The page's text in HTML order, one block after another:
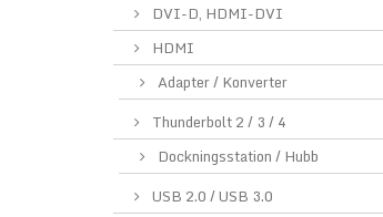
DVI-D, HDMI-DVI
HDMI
Adapter / Konverter
Thunderbolt 2 / 3 / 4
Dockningsstation / Hubb
USB 2.0 / USB 3.0